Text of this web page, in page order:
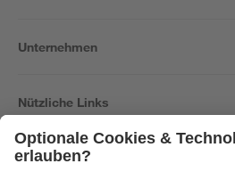
Unternehmen
Nützliche Links